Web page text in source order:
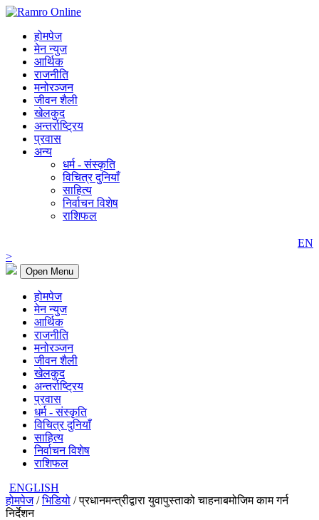
होमपेज
मेन न्युज
आर्थिक
राजनीति
मनोरञ्जन
जीवन शैली
खेलकुद
अन्तर्राष्ट्रिय
प्रवास
अन्य
धर्म - संस्कृति
विचित्र दुनियाँ
साहित्य
निर्वाचन विशेष
राशिफल
EN
>
Open Menu
होमपेज
मेन न्युज
आर्थिक
राजनीति
मनोरञ्जन
जीवन शैली
खेलकुद
अन्तर्राष्ट्रिय
प्रवास
धर्म - संस्कृति
विचित्र दुनियाँ
साहित्य
निर्वाचन विशेष
राशिफल
ENGLISH
होमपेज/भिडियो / प्रधानमन्त्रीद्वारा युवापुस्ताको चाहनाबमोजिम काम गर्न
निर्देशन